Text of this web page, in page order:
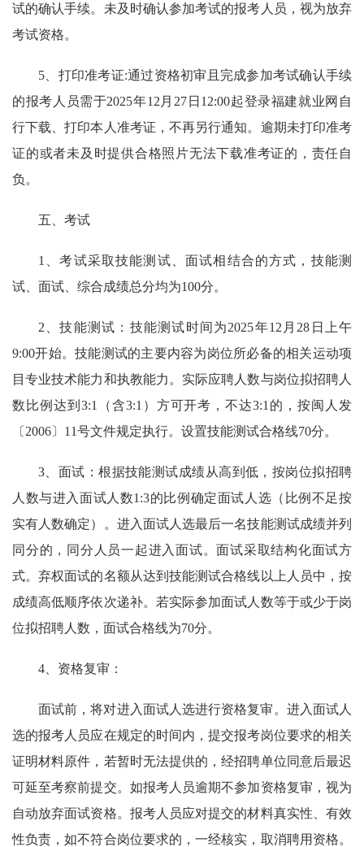
试的确认手续。未及时确认参加考试的报考人员，视为放弃
考试资格。
5、打印准考证:通过资格初审且完成参加考试确认手续
的报考人员需于2025年12月27日12:00起登录福建就业网自
行下载、打印本人准考证，不再另行通知。逾期未打印准考
证的或者未及时提供合格照片无法下载准考证的，责任自
负。
五、考试
1、考试采取技能测试、面试相结合的方式，技能测
试、面试、综合成绩总分均为100分。
2、技能测试：技能测试时间为2025年12月28日上午
9:00开始。技能测试的主要内容为岗位所必备的相关运动项
目专业技术能力和执教能力。实际应聘人数与岗位拟招聘人
数比例达到3:1（含3:1）方可开考，不达3:1的，按闽人发
〔2006〕11号文件规定执行。设置技能测试合格线70分。
3、面试：根据技能测试成绩从高到低，按岗位拟招聘
人数与进入面试人数1:3的比例确定面试人选（比例不足按
实有人数确定）。进入面试人选最后一名技能测试成绩并列
同分的，同分人员一起进入面试。面试采取结构化面试方
式。弃权面试的名额从达到技能测试合格线以上人员中，按
成绩高低顺序依次递补。若实际参加面试人数等于或少于岗
位拟招聘人数，面试合格线为70分。
4、资格复审：
面试前，将对进入面试人选进行资格复审。进入面试人
选的报考人员应在规定的时间内，提交报考岗位要求的相关
证明材料原件，若暂时无法提供的，经招聘单位同意后最迟
可延至考察前提交。如报考人员逾期不参加资格复审，视为
自动放弃面试资格。报考人员应对提交的材料真实性、有效
性负责，如不符合岗位要求的，一经核实，取消聘用资格。